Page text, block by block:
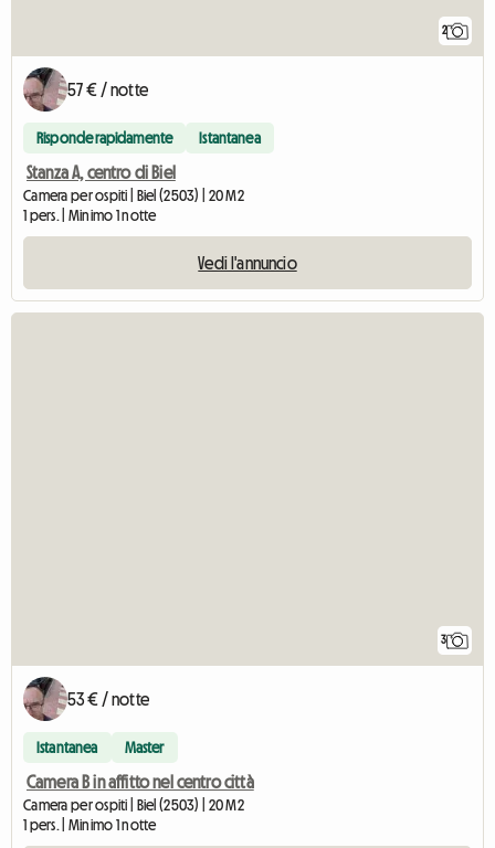
2
57 € / notte
Risponde rapidamente Istantanea
Stanza A, centro di Biel
Camera per ospiti | Biel (2503) | 20 M2
1 pers. | Minimo 1 notte
Vedi l'annuncio
3
53 € / notte
Istantanea Master
Camera B in affitto nel centro città
Camera per ospiti | Biel (2503) | 20 M2
1 pers. | Minimo 1 notte